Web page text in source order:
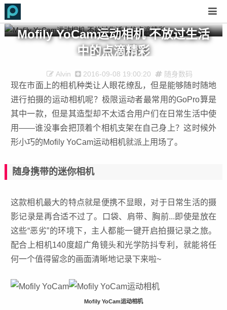
Mofily YoCam运动相机 不放过生活
中的点滴精彩
Alvin 2016-09-08 19:00:20 随身数码
现在市面上的相机种类让人眼花缭乱，但是能够随时随地
进行拍摄的运动相机呢？极限运动者最常用的GoPro算是
其中一款，但是其造型却不太适合用户们在日常生活中使
用——谁没事会把顶着个相机支架在自己身上？这时候外
形小巧的Mofily YoCam运动相机就派上用场了。
随身携带的迷你相机
这款相机最大的特点就是便携不显眼，对于日常生活的摄
影记录是再合适不过了。口袋、肩带、胸前...即使是放在
这些“恶劣”的环境下，主人都能一键开启拍摄记录之旅。
配合上相机140度超广角镜头和光学防抖专利，就能将任
何一个值得留念的画面清晰地记录下来啦~
Mofily YoCam运动相机